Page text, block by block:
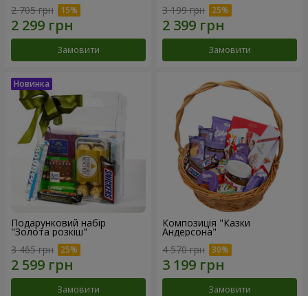
2 705 грн
Замовити
3 199 грн
Замовити
Подарунковий набір
"Золота розкіш"
3 465 грн
Замовити
Композиція "Казки
Андерсона"
4 570 грн
Замовити